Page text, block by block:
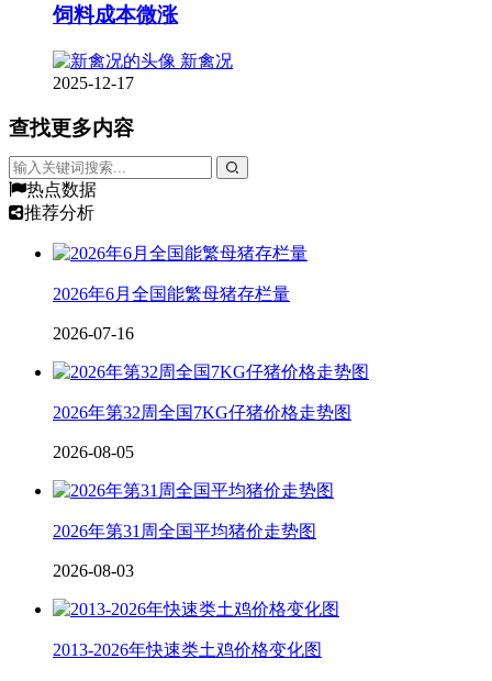
饲料成本微涨
新禽况
2025-12-17
查找更多内容
热点数据
推荐分析
2026年6月全国能繁母猪存栏量
2026-07-16
2026年第32周全国7KG仔猪价格走势图
2026-08-05
2026年第31周全国平均猪价走势图
2026-08-03
2013-2026年快速类土鸡价格变化图